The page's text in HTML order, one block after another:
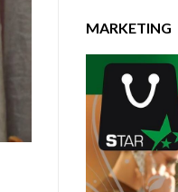
MARKETING